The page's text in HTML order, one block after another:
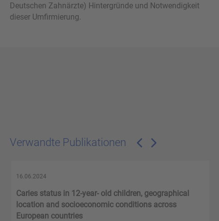
Deutschen Zahnärzte) Hintergründe und Notwendigkeit
dieser Umfirmierung.
Verwandte Publikationen
16.06.2024
Caries status in 12-year- old children, geographical
location and socioeconomic conditions across
European countries